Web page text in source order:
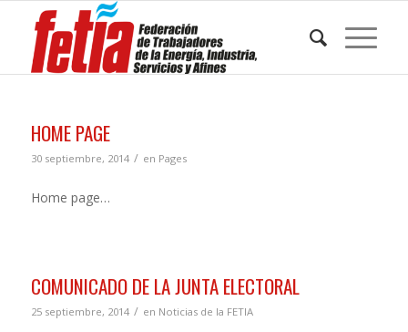
HOME PAGE
30 septiembre, 2014 / en Pages
Home page…
COMUNICADO DE LA JUNTA ELECTORAL
25 septiembre, 2014 / en Noticias de la FETIA